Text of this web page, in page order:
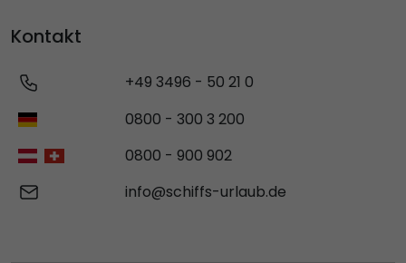
Kontakt
+49 3496 - 50 21 0
0800 - 300 3 200
0800 - 900 902
info@schiffs-urlaub.de